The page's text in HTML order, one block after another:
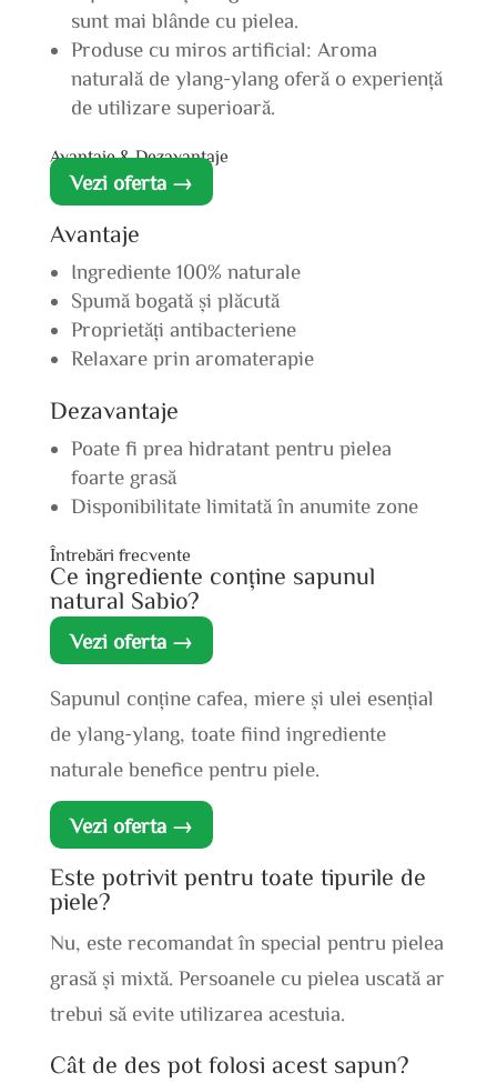
sunt mai blânde cu pielea.
Produse cu miros artificial: Aroma
naturală de ylang-ylang oferă o experiență
de utilizare superioară.
Avantaje & Dezavantaje
Vezi oferta →
Avantaje
Ingrediente 100% naturale
Spumă bogată și plăcută
Proprietăți antibacteriene
Relaxare prin aromaterapie
Dezavantaje
Poate fi prea hidratant pentru pielea
foarte grasă
Disponibilitate limitată în anumite zone
Întrebări frecvente
Ce ingrediente conține sapunul
natural Sabio?
Vezi oferta →
Sapunul conține cafea, miere și ulei esențial
de ylang-ylang, toate fiind ingrediente
naturale benefice pentru piele.
Vezi oferta →
Este potrivit pentru toate tipurile de
piele?
Nu, este recomandat în special pentru pielea
grasă și mixtă. Persoanele cu pielea uscată ar
trebui să evite utilizarea acestuia.
Cât de des pot folosi acest sapun?